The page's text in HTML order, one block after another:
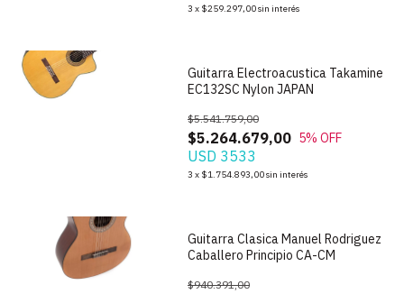
3 x $259.297,00sin interés
Guitarra Electroacustica Takamine
EC132SC Nylon JAPAN
$5.264.679,00
$5.541.759,00
5% OFF
USD 3533
3 x $1.754.893,00sin interés
Guitarra Clasica Manuel Rodriguez
Caballero Principio CA-CM
$940.391,00